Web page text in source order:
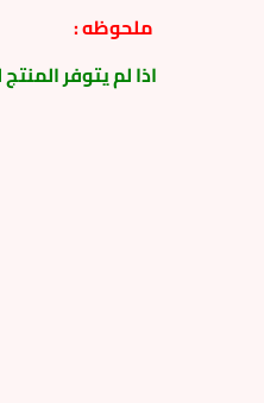
ملحوظه :
اذا لم يتوفر